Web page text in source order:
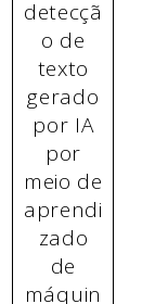
detecçã
o de
texto
gerado
por IA
por
meio de
aprendi
zado
de
máquin